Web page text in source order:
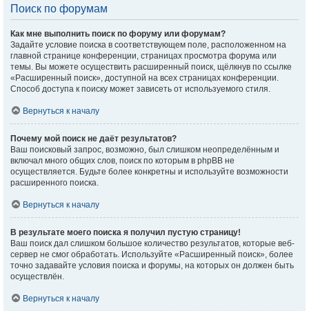
Поиск по форумам
Как мне выполнить поиск по форуму или форумам?
Задайте условие поиска в соответствующем поле, расположенном на
главной странице конференции, страницах просмотра форума или
темы. Вы можете осуществить расширенный поиск, щёлкнув по ссылке
«Расширенный поиск», доступной на всех страницах конференции.
Способ доступа к поиску может зависеть от используемого стиля.
Вернуться к началу
Почему мой поиск не даёт результатов?
Ваш поисковый запрос, возможно, был слишком неопределённым и
включал много общих слов, поиск по которым в phpBB не
осуществляется. Будьте более конкретны и используйте возможности
расширенного поиска.
Вернуться к началу
В результате моего поиска я получил пустую страницу!
Ваш поиск дал слишком большое количество результатов, которые веб-
сервер не смог обработать. Используйте «Расширенный поиск», более
точно задавайте условия поиска и форумы, на которых он должен быть
осуществлён.
Вернуться к началу